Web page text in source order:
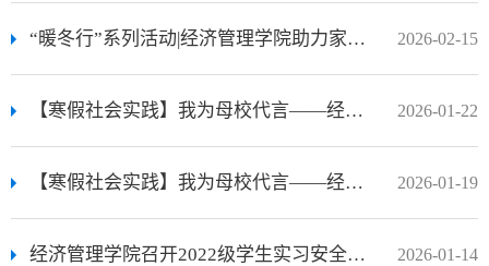
“暖冬行”系列活动|经济管理学院助力家庭经济困难学子参与寒假社会实践 2026-02-15
【寒假社会实践】我为母校代言——经管学子前往巴中市开展招生宣讲活动 2026-01-22
【寒假社会实践】我为母校代言——经管学子前往泸州市开展招生宣讲活动 2026-01-19
经济管理学院召开2022级学生实习安全大会 2026-01-14